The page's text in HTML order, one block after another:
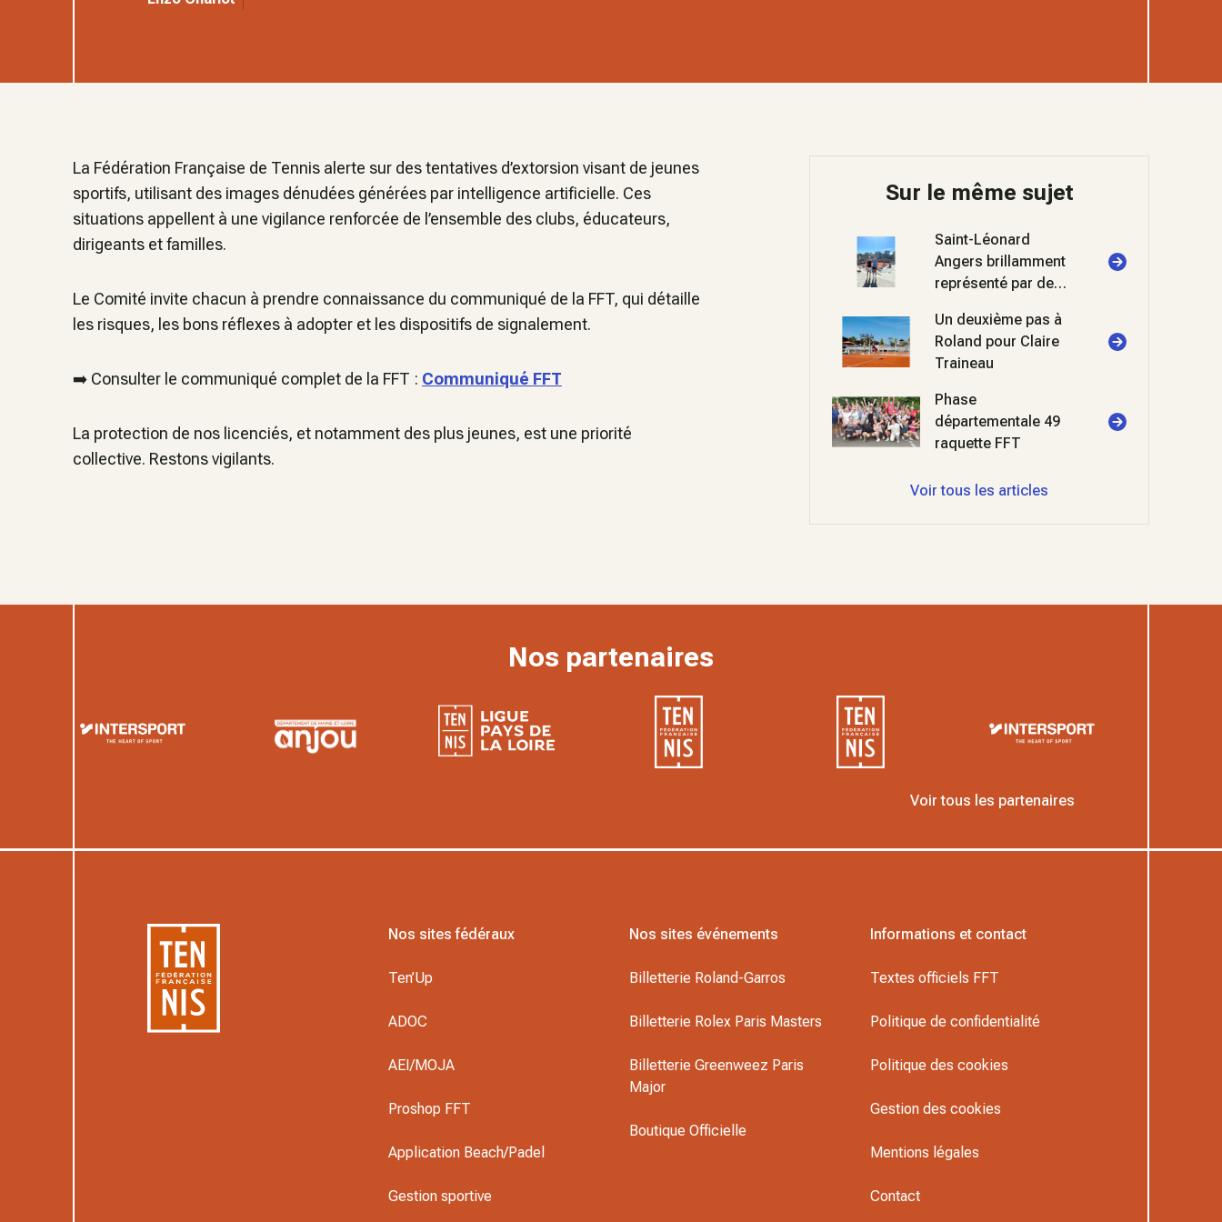
La Fédération Française de Tennis alerte sur des tentatives d’extorsion visant de jeunes
sportifs, utilisant des images dénudées générées par intelligence artificielle. Ces
situations appellent à une vigilance renforcée de l’ensemble des clubs, éducateurs,
dirigeants et familles.
Le Comité invite chacun à prendre connaissance du communiqué de la FFT, qui détaille
les risques, les bons réflexes à adopter et les dispositifs de signalement.
➡️ Consulter le communiqué complet de la FFT : Communiqué FFT
La protection de nos licenciés, et notamment des plus jeunes, est une priorité
collective. Restons vigilants.
Sur le même sujet
Saint-Léonard
Angers brillamment
représenté par deux
Un deuxième pas à
Roland pour Claire
Traineau
Phase
départementale 49
raquette FFT
Voir tous les articles
Nos partenaires
Voir tous les partenaires
Nos sites fédéraux
Ten’Up
ADOC
AEI/MOJA
Proshop FFT
Application Beach/Padel
Gestion sportive
Nos sites événements
Billetterie Roland-Garros
Billetterie Rolex Paris Masters
Billetterie Greenweez Paris
Major
Boutique Officielle
Informations et contact
Textes officiels FFT
Politique de confidentialité
Politique des cookies
Gestion des cookies
Mentions légales
Contact